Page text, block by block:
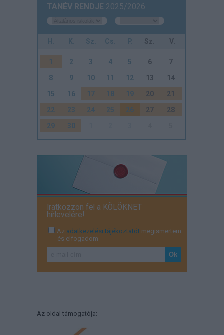
TANÉV RENDJE 2025/2026
H. K. Sz. Cs. P. Sz. V.
1 2 3 4 5 6
7
8
9 10 11 12 13
14
15
16 17 18 19 20
21
22
23 24 25 26 27
28
29
30
Iratkozzon fel a KÖLÖKNET
hírlevelére!
Az adatkezelési tájékoztatót megismertem
és elfogadom
Az oldal támogatója: